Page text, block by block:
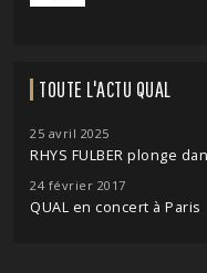
TOUTE L'ACTU QUAL
25 avril 2025
RHYS FULBER plonge
24 février 2017
QUAL en concert à Paris